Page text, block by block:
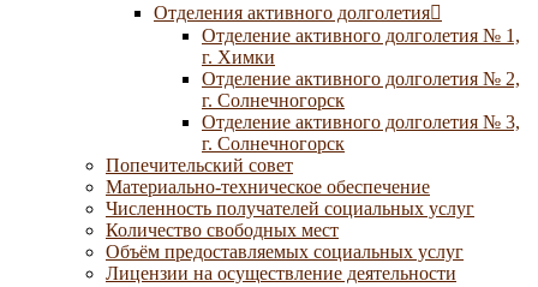
Отделения активного долголетия
Отделение активного долголетия № 1,
г. Химки
Отделение активного долголетия № 2,
г. Солнечногорск
Отделение активного долголетия № 3,
г. Солнечногорск
Попечительский совет
Материально-техническое обеспечение
Численность получателей социальных услуг
Количество свободных мест
Объём предоставляемых социальных услуг
Лицензии на осуществление деятельности